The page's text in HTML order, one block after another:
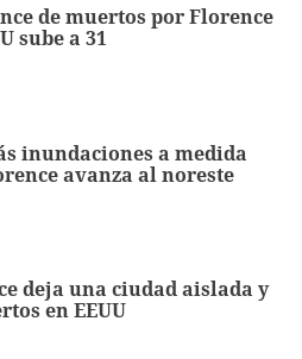
de muertos por Florence
sube a 31
inundaciones a medida
avanza al noreste
deja una ciudad aislada y
en EEUU